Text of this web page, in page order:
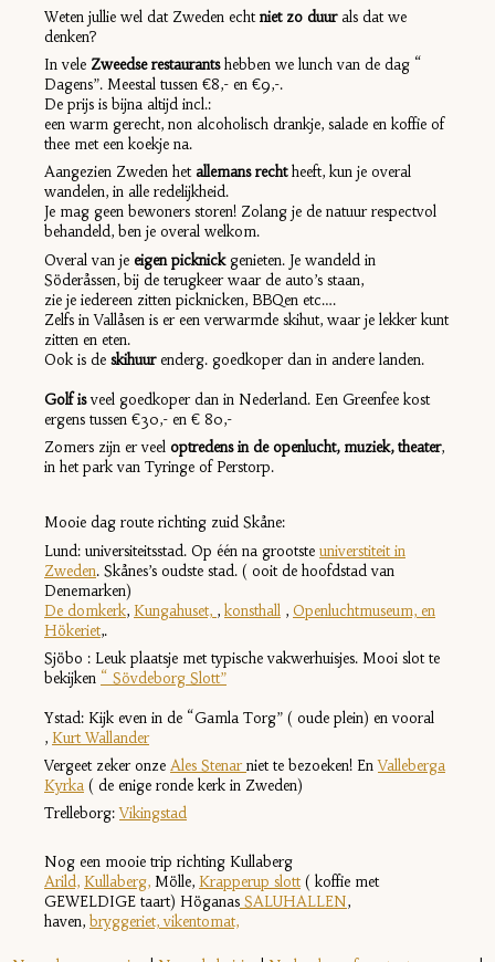
Weten jullie wel dat Zweden echtniet zo duurals dat we
denken?
In vele Zweedse restaurantshebben we lunch van de dag “
Dagens”. Meestal tussen €8,- en €9,-.
De prijs is bijna altijd incl.:
een warm gerecht, non alcoholisch drankje, salade en koffie of
thee met een koekje na.
Aangezien Zweden het allemans rechtheeft, kun je overal
wandelen, in alle redelijkheid.
Je mag geen bewoners storen! Zolang je de natuur respectvol
behandeld, ben je overal welkom.
Overal van je eigen picknickgenieten. Je wandeld in
Söderåssen, bij de terugkeer waar de auto’s staan,
zie je iedereen zitten picknicken, BBQen etc….
Zelfs in Vallåsen is er een verwarmde skihut, waar je lekker kunt
zitten en eten.
Ook is de skihuurenderg. goedkoper dan in andere landen.
Golf isveel goedkoper dan in Nederland. Een Greenfee kost
ergens tussen €30,- en € 80,-
Zomers zijn er veel optredens in de openlucht, muziek, theater,
in het park van Tyringe of Perstorp.
Mooie dag route richting zuid Skåne:
Lund: universiteitsstad. Op één na grootste universtiteit in
Zweden. Skånes’s oudste stad. ( ooit de hoofdstad van
Denemarken)
De domkerk, Kungahuset, , konsthall , Openluchtmuseum, en
Hökeriet,.
Sjöbo : Leuk plaatsje met typische vakwerhuisjes. Mooi slot te
bekijken “ Sövdeborg Slott”
Ystad: Kijk even in de “Gamla Torg” ( oude plein) en vooral
, Kurt Wallander
Vergeet zeker onze Ales Stenarniet te bezoeken! EnValleberga
Kyrka ( de enige ronde kerk in Zweden)
Trelleborg:Vikingstad
Nog een mooie trip richting Kullaberg
Arild, Kullaberg, Mölle, Krapperup slott ( koffie met
GEWELDIGE taart) Höganas SALUHALLEN,
haven, bryggeriet, vikentomat,